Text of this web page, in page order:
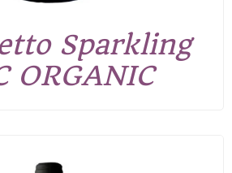
Sparkling
ORGANIC